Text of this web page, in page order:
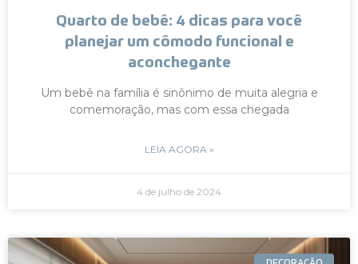
Quarto de bebê: 4 dicas para você
planejar um cômodo funcional e
aconchegante
Um bebê na família é sinônimo de muita alegria e
comemoração, mas com essa chegada
LEIA AGORA »
4 de julho de 2024